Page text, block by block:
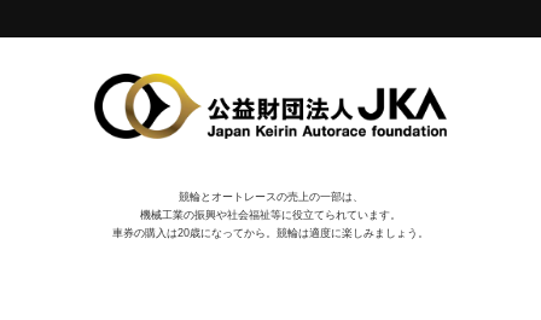
競輪とオートレースの売上の一部は、
機械⼯業の振興や社会福祉等に役⽴てられています。
車券の購入は20歳になってから。競輪は適度に楽しみましょう。